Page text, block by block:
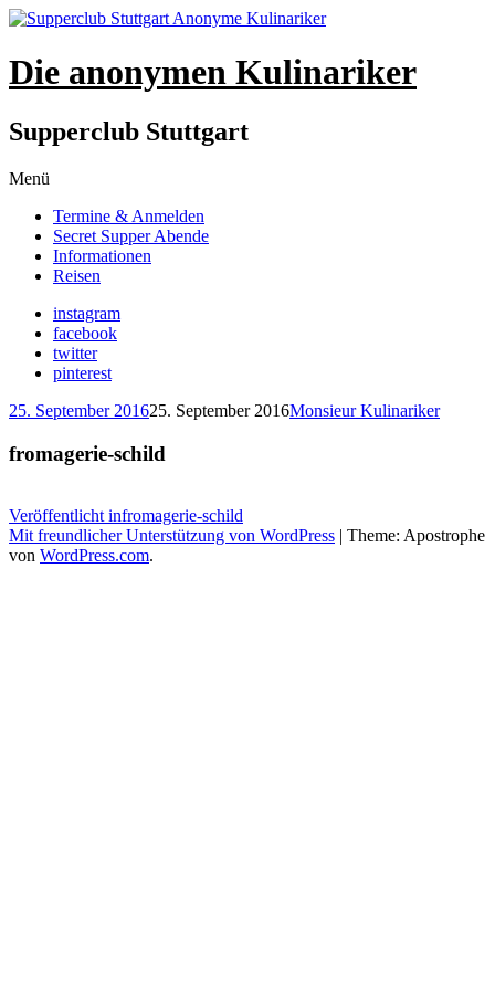
Die anonymen Kulinariker
Supperclub Stuttgart
Menü
springen
Termine & Anmelden
Secret Supper Abende
Informationen
Reisen
instagram
facebook
twitter
pinterest
25. September 201625. September 2016Monsieur Kulinariker
fromagerie-schild
Beitragsnavigation
Veröffentlicht infromagerie-schild
Mit freundlicher Unterstützung von WordPress | Theme: Apostrophe
von WordPress.com.